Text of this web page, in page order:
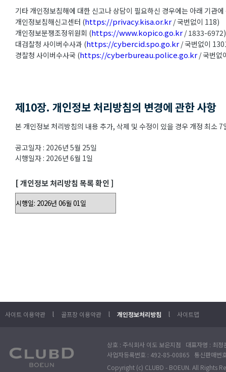
기타 개인정보침해에 대한 신고나 상담이 필요하신 경우에는 아래 기관
개인정보침해신고센터 (https://privacy.kisa.or.kr / 국번없이 118)
개인정보분쟁조정위원회 (https://www.kopico.go.kr / 1833-6972)
대검찰청 사이버수사과 (https://cybercid.spo.go.kr / 국번없이
경찰청 사이버수사국 (https://cyberbureau.police.go.kr / 국번없
제10장. 개인정보 처리방침의 변경에 관한 사항
본 개인정보 처리방침의 내용 추가, 삭제 및 수정이 있을 경우 개정 최소
공고일자 : 2026년 5월 25일
시행일자 : 2026년 6월 1일
[ 개인정보 처리방침 목록 확인 ]
사이트 이용약관 l 골프장 이용약관 l 개인정보처리방침 l 사이트맵
상호 : 주식회사 이도 보은지점 대표자명 : 최
사업자등록번호 : 492-85-00865 통신판매
Copyright (c) CLUBD - BOEUN. All Rights